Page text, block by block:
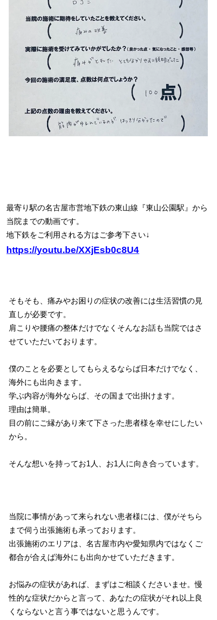
最寄り駅の名古屋市営地下鉄の東山線『東山公園駅』から
当院までの動画です。
地下鉄をご利用される方はご参考下さい↓
https://youtu.be/XXjEsb0c8U4
そもそも、痛みやお困りの症状の改善には生活習慣の見
直しが必要です。
肩こりや腰痛の整体だけでなくそんなお話も当院ではさ
せていただいております。
僕のことを必要としてもらえるならば日本だけでなく、
海外にも出向きます。
学ぶ内容が海外ならば、その国まで出掛けます。
理由は簡単。
目の前にご縁があり来て下さった患者様を幸せにしたい
から。
そんな想いを持ってお1人、お1人に向き合っています。
当院に事情があって来られない患者様には、僕がそちら
まで伺う出張施術も承っております。
出張施術のエリアは、名古屋市内や愛知県内ではなくご
都合が合えば海外にも出向かせていただきます。
お悩みの症状があれば、まずはご相談くださいませ。慢
性的な症状だからと言って、あなたの症状がそれ以上良
くならないと言う事ではないと思うんです。